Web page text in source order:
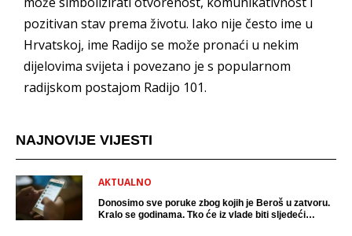
pozitivan stav prema životu. Iako nije često ime u
Hrvatskoj, ime Radijo se može pronaći u nekim
dijelovima svijeta i povezano je s popularnom
radijskom postajom Radijo 101.
NAJNOVIJE VIJESTI
AKTUALNO
Donosimo sve poruke zbog kojih je Beroš u zatvoru.
Kralo se godinama. Tko će iz vlade biti sljedeći